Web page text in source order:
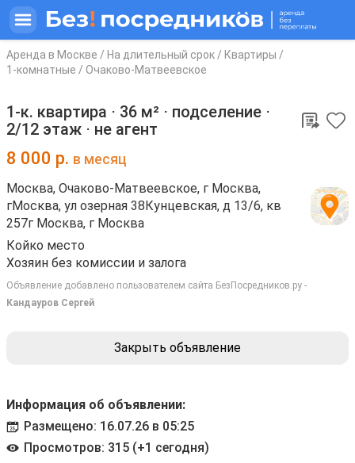
Аренда в Москве / На длительный срок / Квартиры /
1-комнатные / Очаково-Матвеевское
1-к. квартира ⋅ 36 м² ⋅ подселение ⋅
2/12 этаж ⋅ не агент
8 000 р. в месяц
Москва, Очаково-Матвеевское, г Москва,
гМосква, ул озерная 38Кунцевская, д 13/6, кв
257г Москва, г Москва
Койко место
Хозяин без комиссии и залога
Объявление добавлено пользователем сайта БезПосредников.ру -
Кандауров Сергей
Закрыть объявление
Информация об объявлении:
Размещено: 16.07.26 в 05:25
Просмотров: 315 (+1 сегодня)